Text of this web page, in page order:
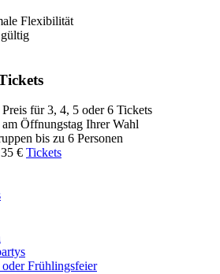
Flexibilität
Preis für 3, 4, 5 oder 6 Tickets
Öffnungstag Ihrer Wahl
bis zu 6 Personen
€ Tickets
Frühlingsfeier